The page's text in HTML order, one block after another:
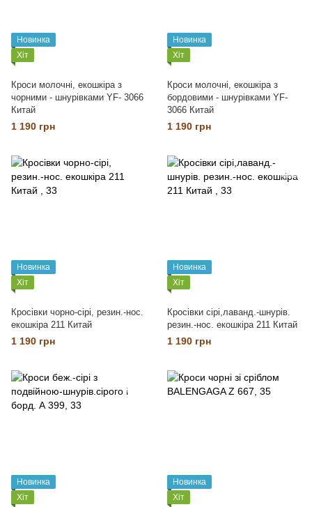
Новинка
Хіт
Кроси молочні, екошкіра з
чорними - шнурівками YF- 3066
Китай
1 190 грн
Новинка
Хіт
Кроси молочні, екошкіра з
бордовими - шнурівками YF-
3066 Китай
1 190 грн
Новинка
Хіт
Кросівки чорно-сірі, резин.-нос.
екошкіра 211 Китай
1 190 грн
Новинка
Хіт
Кросівки сірі,лаванд.-шнурів.
резин.-нос. екошкіра 211 Китай
1 190 грн
Новинка
Хіт
Новинка
Хіт